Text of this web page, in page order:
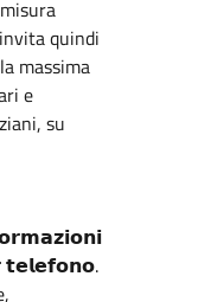
quindi
massima
e
su